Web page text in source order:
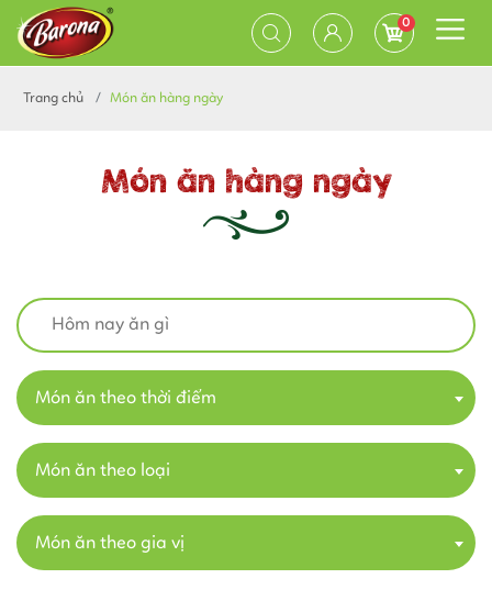
0
Trang chủ Món ăn hàng ngày
Món ăn hàng ngày
Món ăn theo thời điểm
Món ăn theo loại
Món ăn theo gia vị